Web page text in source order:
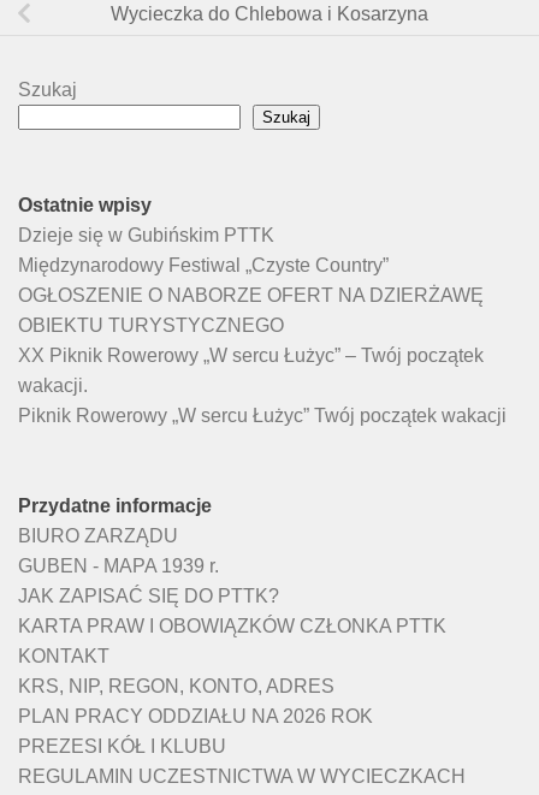
Wycieczka do Chlebowa i Kosarzyna
Szukaj
Szukaj
Ostatnie wpisy
Dzieje się w Gubińskim PTTK
Międzynarodowy Festiwal „Czyste Country”
OGŁOSZENIE O NABORZE OFERT NA DZIERŻAWĘ
OBIEKTU TURYSTYCZNEGO
XX Piknik Rowerowy „W sercu Łużyc” – Twój początek
wakacji.
Piknik Rowerowy „W sercu Łużyc” Twój początek wakacji
Przydatne informacje
BIURO ZARZĄDU
GUBEN - MAPA 1939 r.
JAK ZAPISAĆ SIĘ DO PTTK?
KARTA PRAW I OBOWIĄZKÓW CZŁONKA PTTK
KONTAKT
KRS, NIP, REGON, KONTO, ADRES
PLAN PRACY ODDZIAŁU NA 2026 ROK
PREZESI KÓŁ I KLUBU
REGULAMIN UCZESTNICTWA W WYCIECZKACH